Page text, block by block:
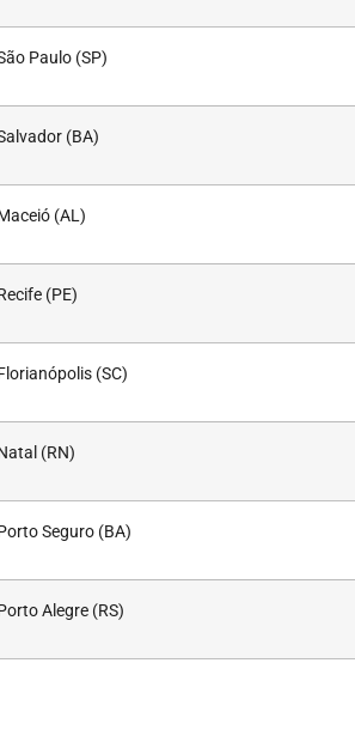
Paulo (SP)
(BA)
(AL)
(PE)
(SC)
(RN)
Seguro (BA)
Alegre (RS)